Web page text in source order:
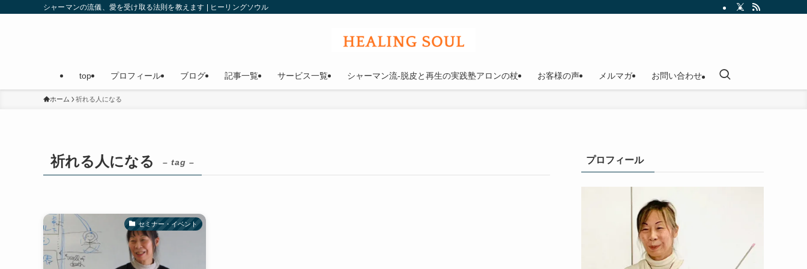
シャーマンの流儀、愛を受け取る法則を教えます | ヒーリングソウル
top プロフィール ブログ 記事一覧 サービス一覧 シャーマン流-脱皮と再生の実践塾アロンの杖 お客様の声 メルマガ お問い合わせ
ホーム 祈れる人になる
祈れる人になる – tag –
セミナー・イベント
プロフィール